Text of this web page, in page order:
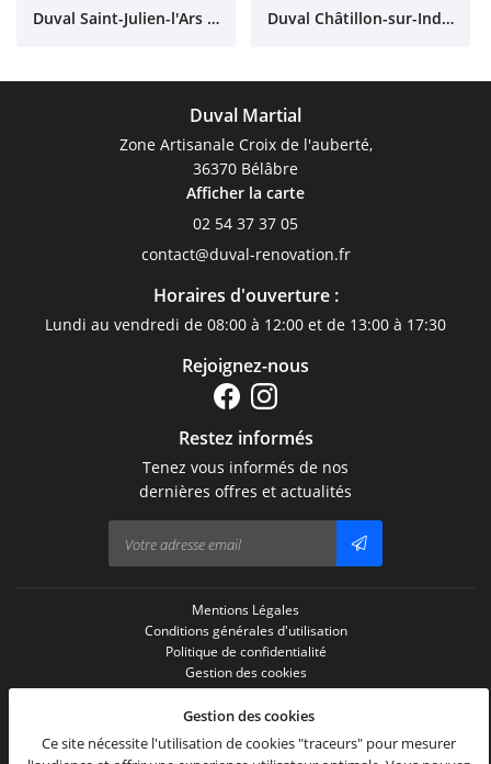
Duval Saint-Julien-l'Ars (86) Duval Châtillon-sur-Indre (36)
Duval Martial
Zone Artisanale Croix de l'auberté,
36370 Bélâbre
Afficher la carte
02 54 37 37 05
Horaires d'ouverture :
Lundi au vendredi de 08:00 à 12:00 et de 13:00 à 17:30
Rejoignez-nous
Restez informés
Tenez vous informés de nos
dernières offres et actualités
Mentions Légales
Conditions générales d'utilisation
Politique de confidentialité
Gestion des cookies
Sitemap
Zones d'intervention
Gestion des cookies
Ce site nécessite l'utilisation de cookies "traceurs" pour mesurer